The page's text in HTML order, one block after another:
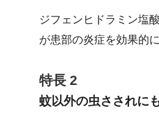
ジフェンヒドラミン塩
が患部の炎症を効果的
特長 2
蚊以外の虫さされに